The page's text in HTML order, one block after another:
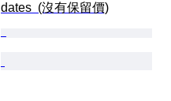
dates  (沒有保留價)